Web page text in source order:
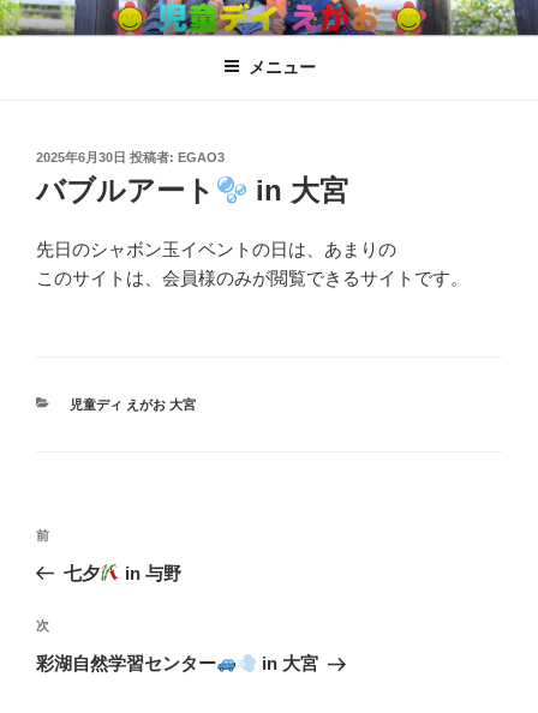
コ
ン
児童ディ えがお
児童発達支援、放課後児童ディサービス
メニュー
投
日:
2025年6月30日 投稿者: EGAO3
バブルアート in 大宮
先日のシャボン玉イベントの日は、あまりの
このサイトは、会員様のみが閲覧できるサイトです。
カ
児童ディ えがお 大宮
投
ビ
ゲ
過
去
投
稿
前
七夕 in 与野
次
の
次
彩湖自然学習センター in 大宮